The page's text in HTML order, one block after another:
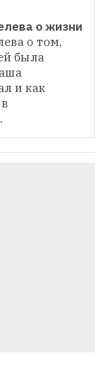
о жизни
о том,
была
и как